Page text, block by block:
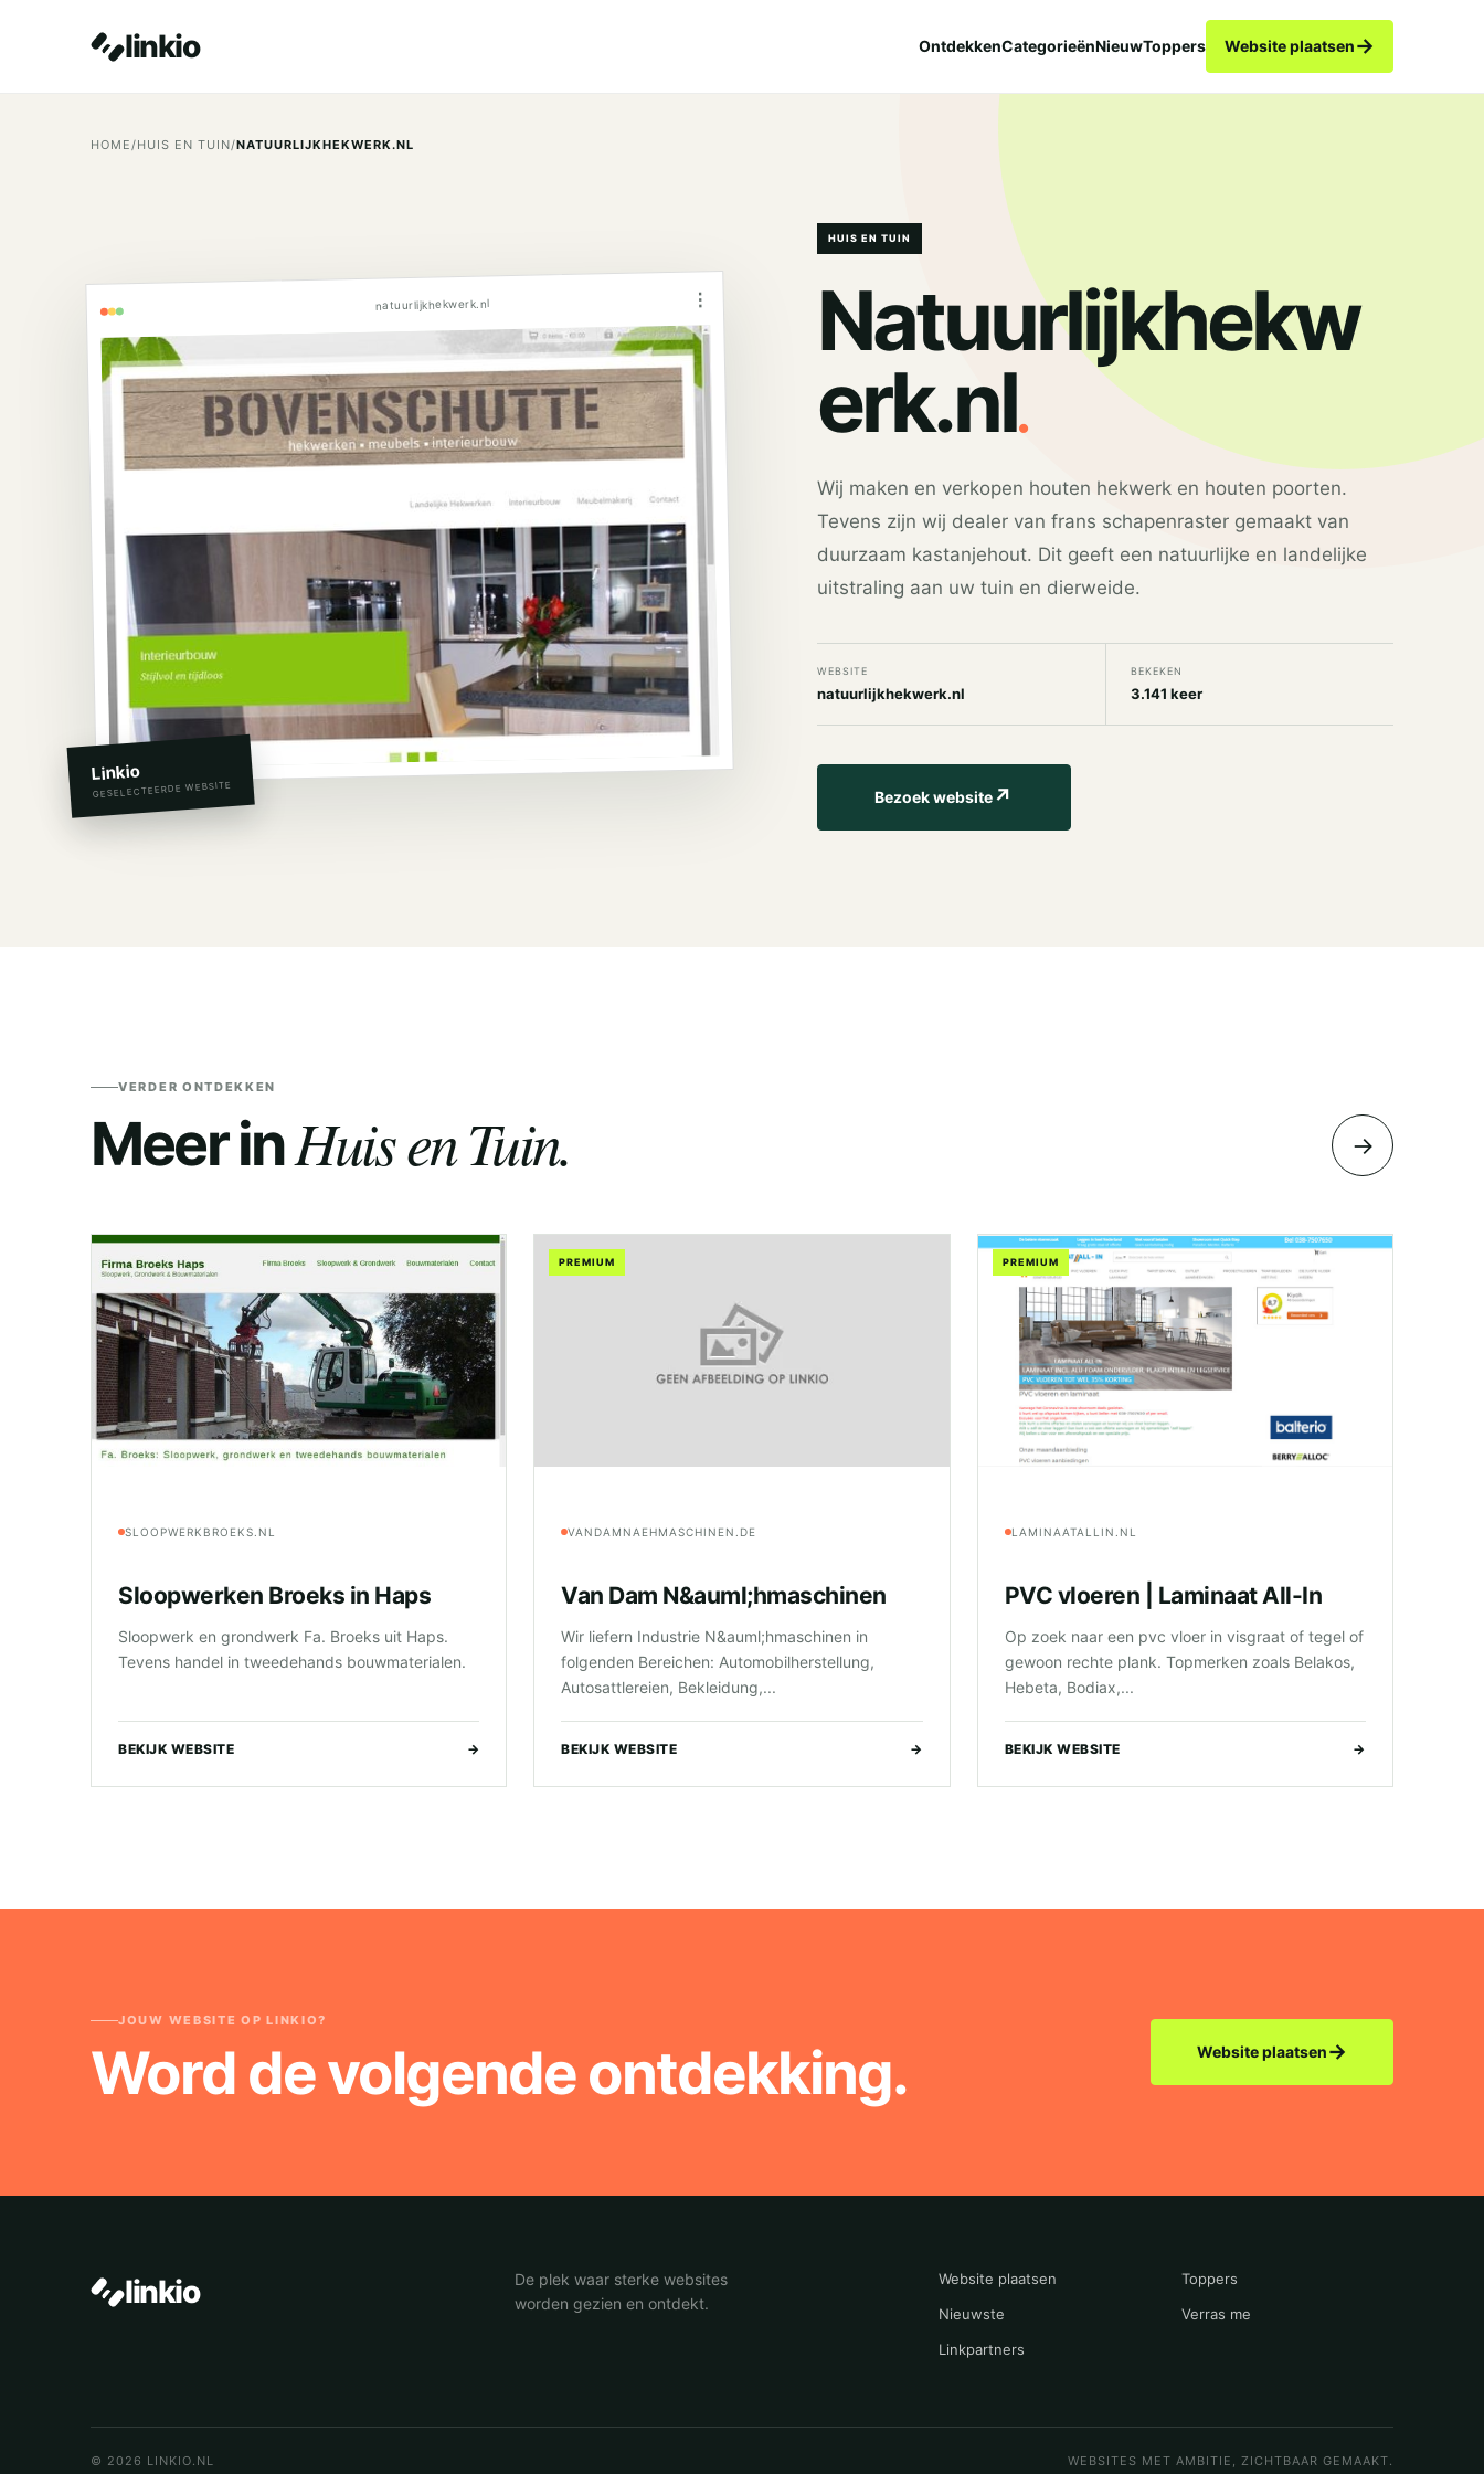
linkio OntdekkenCategorieënNieuwToppers Website plaatsen→
HOME/HUIS EN TUIN/NATUURLIJKHEKWERK.NL
natuurlijkhekwerk.nl ⋮
Linkio
GESELECTEERDE WEBSITE
HUIS EN TUIN
Natuurlijkhekw
erk.nl.
Wij maken en verkopen houten hekwerk en houten poorten.
Tevens zijn wij dealer van frans schapenraster gemaakt van
duurzaam kastanjehout. Dit geeft een natuurlijke en landelijke
uitstraling aan uw tuin en dierweide.
WEBSITE
natuurlijkhekwerk.nl
BEKEKEN
3.141 keer
Bezoek website↗
VERDER ONTDEKKEN
Meer inHuis en Tuin. →
SLOOPWERKBROEKS.NL
Sloopwerken Broeks in Haps
Sloopwerk en grondwerk Fa. Broeks uit Haps.
Tevens handel in tweedehands bouwmaterialen.
BEKIJK WEBSITE →
PREMIUM
VANDAMNAEHMASCHINEN.DE
Van Dam N&auml;hmaschinen
Wir liefern Industrie N&auml;hmaschinen in
folgenden Bereichen: Automobilherstellung,
Autosattlereien, Bekleidung,...
BEKIJK WEBSITE →
PREMIUM
LAMINAATALLIN.NL
PVC vloeren | Laminaat All-In
Op zoek naar een pvc vloer in visgraat of tegel of
gewoon rechte plank. Topmerken zoals Belakos,
Hebeta, Bodiax,...
BEKIJK WEBSITE →
JOUW WEBSITE OP LINKIO?
Word de volgende ontdekking. Website plaatsen→
linkio
De plek waar sterke websites
worden gezien en ontdekt.
Website plaatsen
Toppers
Nieuwste
Verras me
Linkpartners
© 2026 LINKIO.NL WEBSITES MET AMBITIE, ZICHTBAAR GEMAAKT.